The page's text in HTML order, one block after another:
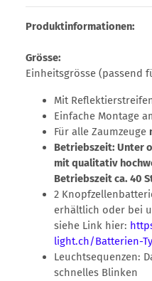
Produktinformationen:
Grösse:
Einheitsgrösse (passend
Mit
Einfache Montage
Für alle Zaumzeuge
Betriebszeit: Unter
mit qualitativ
Betriebszeit ca. 40
2
erhältlich oder bei
siehe Link hier:
light.ch/Batterien-
Leuchtsequenzen:
schnelles Blinken